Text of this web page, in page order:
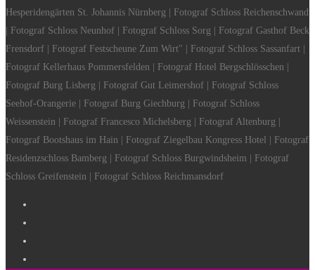
Hesperidengärten St. Johannis Nürnberg | Fotograf Schloss Reichenschwand
| Fotograf Schloss Neunhof | Fotograf Schloss Sorg | Fotograf Gasthof Beck
Frensdorf | Fotograf Festscheune Zum Wirt" | Fotograf Schloss Sassanfart |
Fotograf Kellerhaus Pommersfelden | Fotograf Hotel Bergschlösschen |
Fotograf Burg Lisberg | Fotograf Gut Leimershof | Fotograf Schloss
Seehof-Orangerie | Fotograf Burg Giechburg | Fotograf Schloss
Weissenstein | Fotograf Francesco Michelsberg | Fotograf Altenburg |
Fotograf Bootshaus im Hain | Fotograf Ziegelbau Kongress Hotel | Fotograf
Residenzschloss Bamberg | Fotograf Schloss Burgwindsheim | Fotograf
Schloss Greifenstein | Fotograf Schloss Reichmansdorf